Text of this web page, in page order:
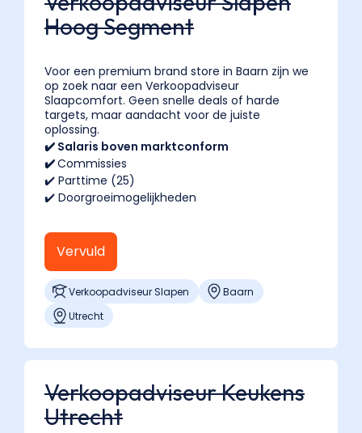
Hoog Segment
Voor een premium brand store in Baarn zijn we
op zoek naar een Verkoopadviseur
Slaapcomfort. Geen snelle deals of harde
targets, maar aandacht voor de juiste
oplossing.
✔️ Salaris boven marktconform
✔️Commissies
✔️ Parttime (25)
✔️ Doorgroeimogelijkheden
Verkoopadviseur Slapen
Baarn
Utrecht
Vervuld
Verkoopadviseur Keukens
Utrecht